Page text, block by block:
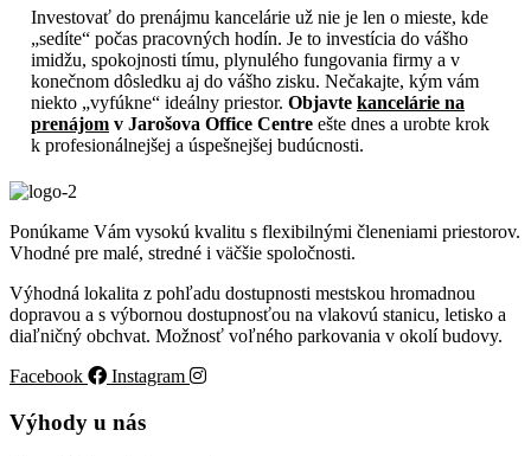
Investovať do prenájmu kancelárie už nie je len o mieste, kde
„sedíte“ počas pracovných hodín. Je to investícia do vášho
imidžu, spokojnosti tímu, plynulého fungovania firmy a v
konečnom dôsledku aj do vášho zisku. Nečakajte, kým vám
niekto „vyfúkne“ ideálny priestor. Objavte kancelárie na
prenájom v Jarošova Office Centre ešte dnes a urobte krok
k profesionálnejšej a úspešnejšej budúcnosti.
Ponúkame Vám vysokú kvalitu s flexibilnými členeniami priestorov.
Vhodné pre malé, stredné i väčšie spoločnosti.
Výhodná lokalita z pohľadu dostupnosti mestskou hromadnou
dopravou a s výbornou dostupnosťou na vlakovú stanicu, letisko a
diaľničný obchvat. Možnosť voľného parkovania v okolí budovy.
Facebook
Instagram
Výhody u nás